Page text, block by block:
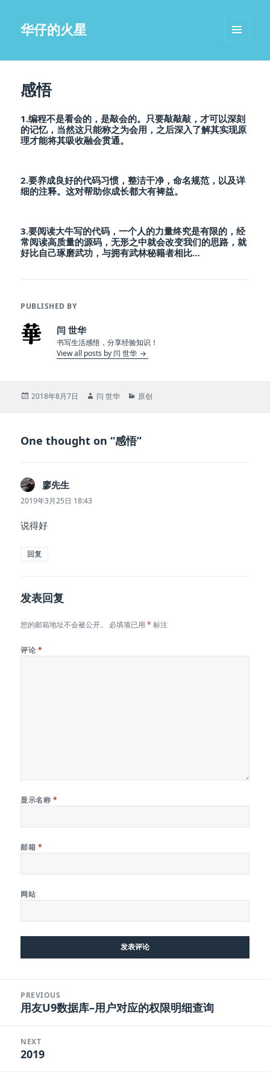
华仔的火星
感悟
1.编程不是看会的，是敲会的。只要敲敲敲，才可以深刻
的记忆，当然这只能称之为会用，之后深入了解其实现原
理才能将其吸收融会贯通。
2.要养成良好的代码习惯，整洁干净，命名规范，以及详
细的注释。这对帮助你成长都大有裨益。
3.要阅读大牛写的代码，一个人的力量终究是有限的，经
常阅读高质量的源码，无形之中就会改变我们的思路，就
好比自己琢磨武功，与拥有武林秘籍者相比…
PUBLISHED BY
闫 世华
书写生活感悟，分享经验知识！
View all posts by 闫 世华
Posted
2018年8月7日 Author
闫 世华 Categories
原创
One thought on “感悟”
廖先生
道：
2019年3月25日 18:43
说得好
回复
发表回复
您的邮箱地址不会被公开。 必填项已用* 标注
评论 *
显示名称 *
邮箱 *
网站
PREVIOUS
Previous
用友U9数据库–用户对应的权限明细查询
NEXT
Next
2019